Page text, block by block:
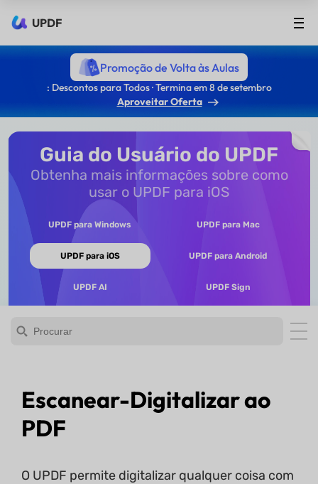
UPDF
Promoção de Volta às Aulas
: Descontos para Todos · Termina em 8 de setembro
Aproveitar Oferta
Guia do Usuário do UPDF
Obtenha mais informações sobre como
usar o UPDF para iOS
UPDF para Windows UPDF para Mac
UPDF para iOS UPDF para Android
UPDF AI UPDF Sign
Escanear-Digitalizar ao
PDF
O UPDF permite digitalizar qualquer coisa com